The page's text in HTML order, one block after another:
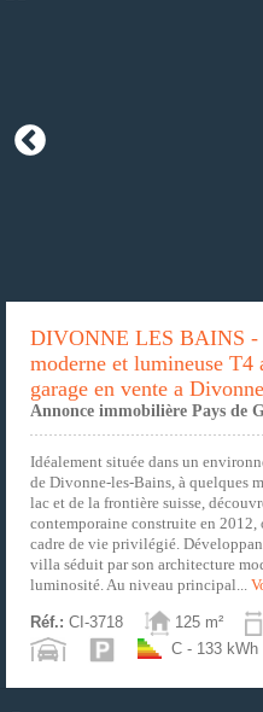
DIVONNE LES BAINS -
moderne et lumineuse T4
garage en vente a
Annonce immobilière Pays de
Idéalement située dans un
de Divonne-les-Bains, à quelques
lac et de la frontière suisse,
contemporaine construite en
cadre de vie privilégié.
villa séduit par son architecture
luminosité. Au niveau principal...
Réf.: CI-3718 125 m²
C - 133 kWh